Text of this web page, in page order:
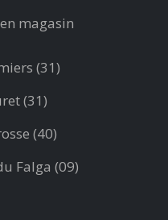
magasin
(31)
(31)
(40)
Falga (09)